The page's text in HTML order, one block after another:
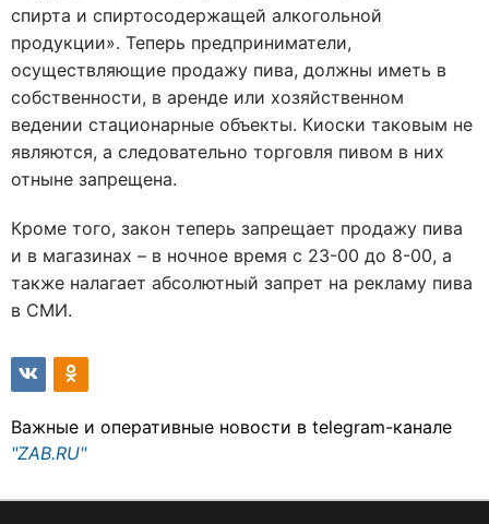
спирта и спиртосодержащей алкогольной
продукции». Теперь предприниматели,
осуществляющие продажу пива, должны иметь в
собственности, в аренде или хозяйственном
ведении стационарные объекты. Киоски таковым не
являются, а следовательно торговля пивом в них
отныне запрещена.
Кроме того, закон теперь запрещает продажу пива
и в магазинах – в ночное время с 23-00 до 8-00, а
также налагает абсолютный запрет на рекламу пива
в СМИ.
Важные и оперативные новости в telegram-канале
"ZAB.RU"